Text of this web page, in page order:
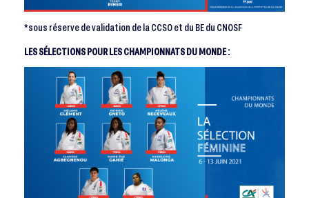
*sous réserve de validation de la CCSO et du BE du CNOSF
LES SÉLECTIONS POUR LES CHAMPIONNATS DU MONDE :